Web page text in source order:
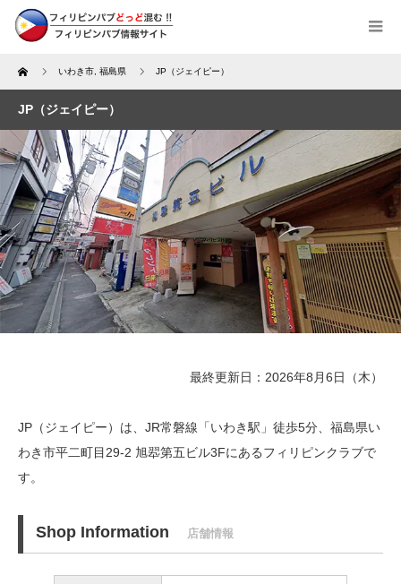
Home いわき市 福島県 JP（ジェイピー）
JP（ジェイピー）
最終更新日：2026年8月6日（木）
JP（ジェイピー）は、JR常磐線「いわき駅」徒歩5分、 福島県い
わき市平二町目29-2 旭翆第五ビル3Fにあるフィリピンクラブで
す。
Shop Information 店舗情報